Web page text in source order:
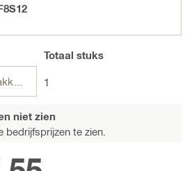
Pakketten
Totaal stuks
1
niet zien
bedrijfsprijzen te zien.